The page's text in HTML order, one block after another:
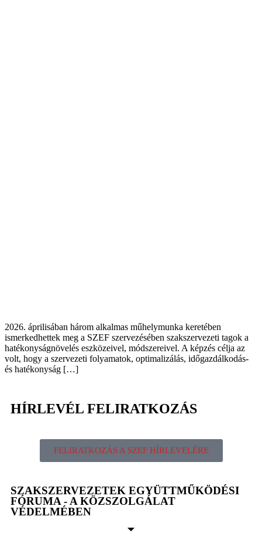
2026. áprilisában három alkalmas műhelymunka keretében
ismerkedhettek meg a SZEF szervezésében szakszervezeti tagok a
hatékonyságnövelés eszközeivel, módszereivel. A képzés célja az
volt, hogy a szervezeti folyamatok, optimalizálás, időgazdálkodás-
és hatékonyság […]
HÍRLEVÉL FELIRATKOZÁS
FELIRATKOZÁS A SZEF HÍRLEVELÉRE
SZAKSZERVEZETEK EGYÜTTMŰKÖDÉSI
FÓRUMA - A KÖZSZOLGÁLAT
VÉDELMÉBEN